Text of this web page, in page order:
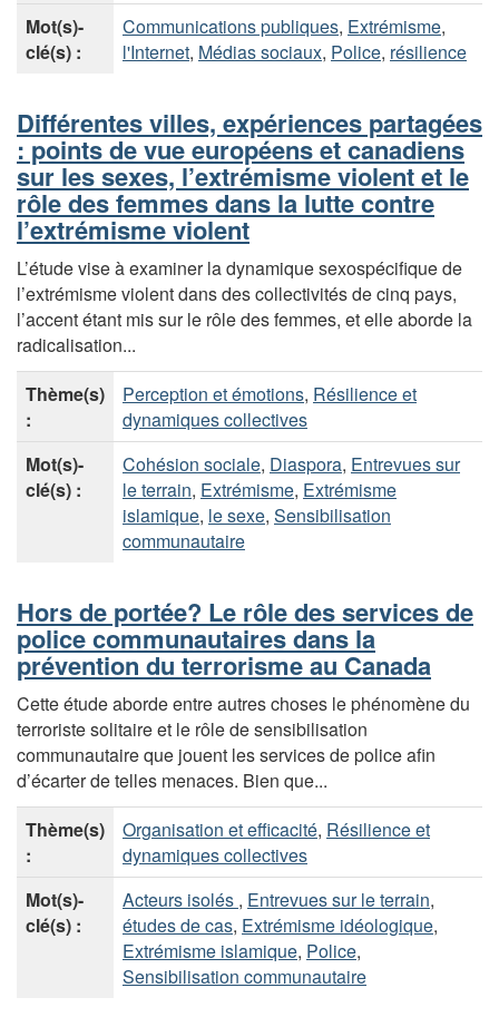
Mot(s)-
clé(s) :
Communications publiques, Extrémisme,
l'Internet, Médias sociaux, Police, résilience
Différentes villes, expériences partagées
: points de vue européens et canadiens
sur les sexes, l’extrémisme violent et le
rôle des femmes dans la lutte contre
l’extrémisme violent
L’étude vise à examiner la dynamique sexospécifique de
l’extrémisme violent dans des collectivités de cinq pays,
l’accent étant mis sur le rôle des femmes, et elle aborde la
radicalisation...
Thème(s)
:
Perception et émotions, Résilience et
dynamiques collectives
Mot(s)-
clé(s) :
Cohésion sociale, Diaspora, Entrevues sur
le terrain, Extrémisme, Extrémisme
islamique, le sexe, Sensibilisation
communautaire
Hors de portée? Le rôle des services de
police communautaires dans la
prévention du terrorisme au Canada
Cette étude aborde entre autres choses le phénomène du
terroriste solitaire et le rôle de sensibilisation
communautaire que jouent les services de police afin
d’écarter de telles menaces. Bien que...
Thème(s)
:
Organisation et efficacité, Résilience et
dynamiques collectives
Mot(s)-
clé(s) :
Acteurs isolés , Entrevues sur le terrain,
études de cas, Extrémisme idéologique,
Extrémisme islamique, Police,
Sensibilisation communautaire